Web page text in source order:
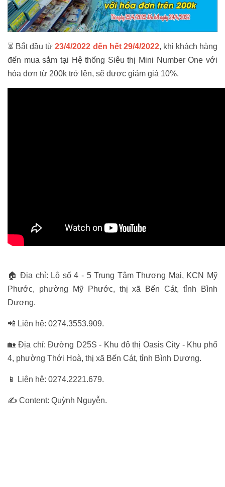
⏳ Bắt đầu từ23/4/2022 đến hết 29/4/2022, khi khách hàng
đến mua sắm tại Hệ thống Siêu thị Mini Number One với
hóa đơn từ 200k trở lên, sẽ được giảm giá 10%.
🏠 Địa chỉ: Lô số 4 - 5 Trung Tâm Thương Mại, KCN Mỹ
Phước, phường Mỹ Phước, thị xã Bến Cát, tỉnh Bình
Dương.
📲 Liên hệ: 0274.3553.909.
🏡 Địa chỉ: Đường D25S - Khu đô thị Oasis City - Khu phố
4, phường Thới Hoà, thị xã Bến Cát, tỉnh Bình Dương.
📱 Liên hệ: 0274.2221.679.
✍ Content: Quỳnh Nguyễn.